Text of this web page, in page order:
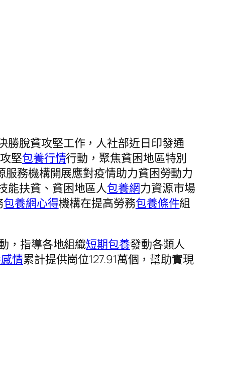
勝脫貧攻堅工作，人社部近日印發通
堅包養行情行動，聚焦貧困地區特別
務機構開展應對疫情助力貧困勞動力
能扶貧、貧困地區人包養網力資源市場
包養網心得機構在提高勞務包養條件組
，指導各地組織短期包養發動各類人
情累計提供崗位127.91萬個，幫助實現